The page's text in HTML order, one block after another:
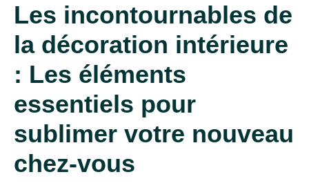
Les incontournables de
la décoration intérieure
: Les éléments
essentiels pour
sublimer votre nouveau
chez-vous